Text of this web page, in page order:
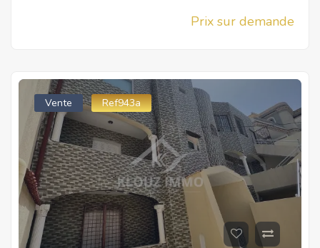
Prix sur demande
Vente Ref943a